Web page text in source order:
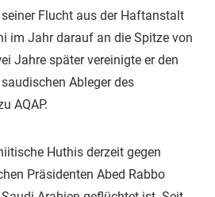
Flucht aus der Haftanstalt
im Jahr darauf an die Spitze von
Jahre später vereinigte er den
Ableger des
AQAP.
Huthis derzeit gegen
Präsidenten Abed Rabbo